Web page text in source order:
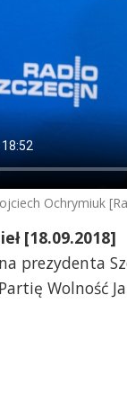
Ochrymiuk
[18.09.2018]
prezydenta
Wolność